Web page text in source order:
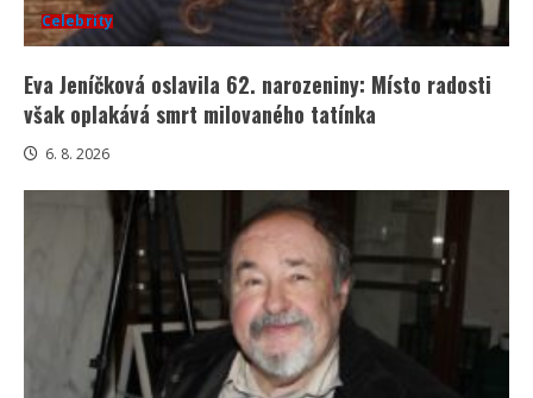
Celebrity
Eva Jeníčková oslavila 62. narozeniny: Místo radosti
však oplakává smrt milovaného tatínka
6. 8. 2026